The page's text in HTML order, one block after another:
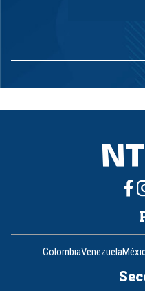
8
ColombiaVenezuela